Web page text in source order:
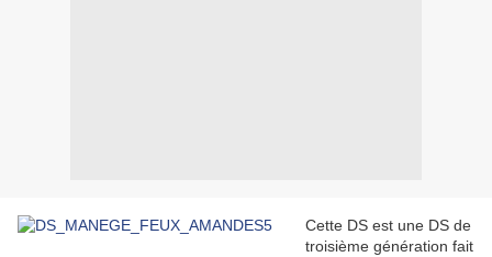
Cette DS est une DS de
troisième génération fait